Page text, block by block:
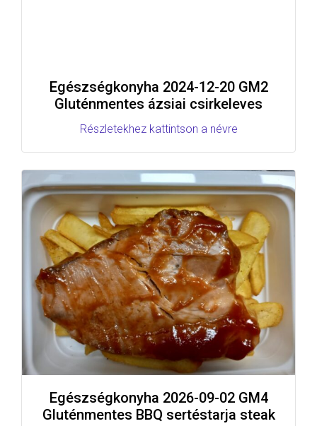
Egészségkonyha 2024-12-20 GM2
Gluténmentes ázsiai csirkeleves
Részletekhez kattintson a névre
Egészségkonyha 2026-09-02 GM4
Gluténmentes BBQ sertéstarja steak